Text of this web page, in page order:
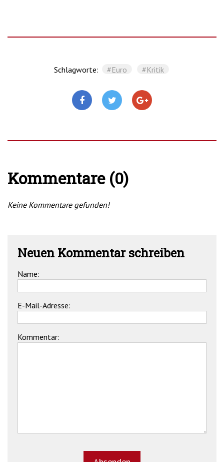
Schlagworte: #Euro #Kritik
Kommentare (0)
Keine Kommentare gefunden!
Neuen Kommentar schreiben
Name:
E-Mail-Adresse:
Kommentar: